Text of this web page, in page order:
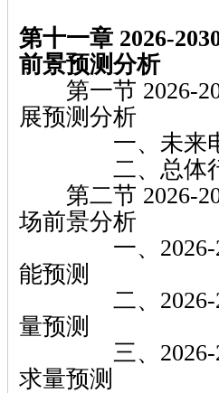
第十一章 2026-
前景预测分析
第一节 2026-
展预测分析
一、未来电感
二、总体行业
第二节 2026-
场前景分析
一、2026-
能预测
二、2026-
量预测
三、2026-
求量预测